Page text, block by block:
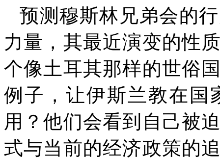
预测穆斯林兄弟会的
力量，其最近演变的性
个像土耳其那样的世俗
例子，让伊斯兰教在国
用？他们会看到自己被
式与当前的经济政策的